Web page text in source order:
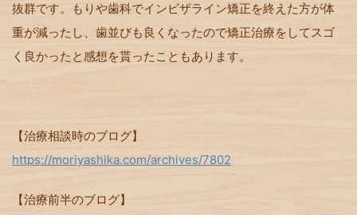
抜群です。もりや歯科でインビザライン矯正を終えた方が体
重が減ったし、歯並びも良くなったので矯正治療をしてスゴ
く良かったと感想を貰ったこともあります。
【治療相談時のブログ】
https://moriyashika.com/archives/7802
【治療前半のブログ】